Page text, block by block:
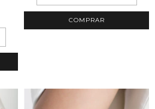
COMPRAR